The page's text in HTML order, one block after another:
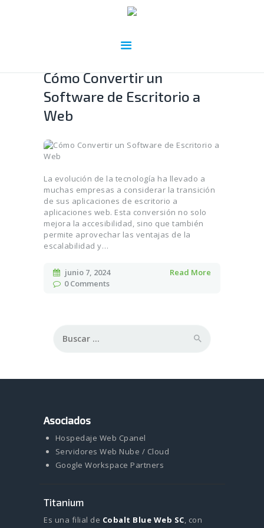
Cómo Convertir un
Software de Escritorio a
Web
La evolución de la tecnología ha llevado a
muchas empresas a considerar la transición
de sus aplicaciones de escritorio a
aplicaciones web. Esta conversión no solo
mejora la accesibilidad, sino que también
permite aprovechar las ventajas de la
escalabilidad y…
junio 7, 2024
0 Comments
Read More
Asociados
Hospedaje Web Cpanel
Servidores Web Nube / Cloud
Google Workspace Partners
Titanium
Es una filial de Cobalt Blue Web SC, con